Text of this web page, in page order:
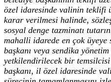
özel idaresinde valinin teklifi
karar verilmesi halinde,
sosyal denge tazminatı
mahalli idarede en çok üyeye
başkanı veya sendika
yetkilendirilecek bir
başkanı, il özel idaresinde